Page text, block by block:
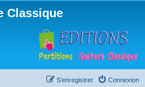
Classique
Connexion
S’enregistrer